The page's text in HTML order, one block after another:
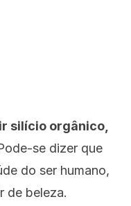
silício orgânico,
se dizer que
do ser humano,
de beleza.